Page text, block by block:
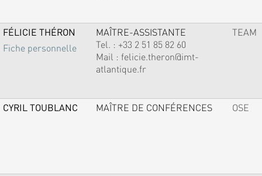
FÉLICIE THÉRON
Fiche personnelle
MAÎTRE-ASSISTANTE
Tel. : +33 2 51 85 82 60
Mail : felicie.theron@imt-
atlantique.fr
TEAM
CYRIL TOUBLANC MAÎTRE DE CONFÉRENCES OSE